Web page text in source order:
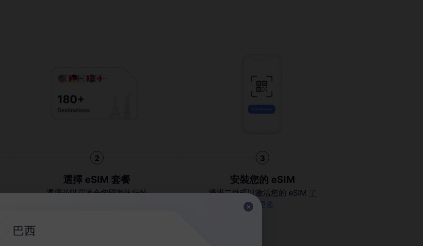
2
選擇 eSIM 套餐
選擇並購買適合您國際旅行的
3
安裝您的 eSIM
掃描二維碼以激活您的 eSIM
了
解更多
巴西